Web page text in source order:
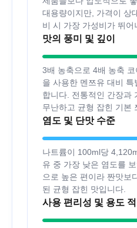
대용량이지만, 가격이 상
비 시 가장 가성비가 뛰어
맛의 풍미 및 깊이
3배 농축으로 4배 농축
을 사용한 멘쯔유 대비
합니다. 전통적인 간장과
무난하고 균형 잡힌 기본
염도 및 단맛 수준
나트륨이 100ml당
유 중 가장 낮은 염도를
으로 높은 편이라 짠맛보
된 균형 잡힌 맛입니다.
사용 편리성 및 용도